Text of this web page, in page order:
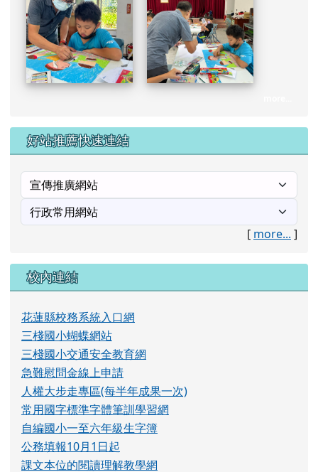
好站推薦快速連結
[more...]
校內連結
三棧國小交通安全教育網
急難慰問金線上申請
人權大步走專區(每半年成果一次)
常用國字標準字體筆訓學習網
自編國小一至六年級生字簿
公務填報10月1日起
課文本位的閱讀理解教學網
全民防衛動員站
課文本位的閱讀理解教學
行政院衛生署疾病管制局
反性別暴力資源網